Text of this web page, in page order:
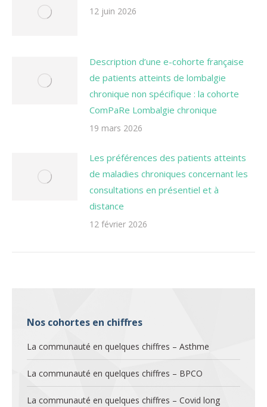
12 juin 2026
Description d’une e-cohorte française
de patients atteints de lombalgie
chronique non spécifique : la cohorte
ComPaRe Lombalgie chronique
19 mars 2026
Les préférences des patients atteints
de maladies chroniques concernant les
consultations en présentiel et à
distance
12 février 2026
Nos cohortes en chiffres
La communauté en quelques chiffres – Asthme
La communauté en quelques chiffres – BPCO
La communauté en quelques chiffres – Covid long